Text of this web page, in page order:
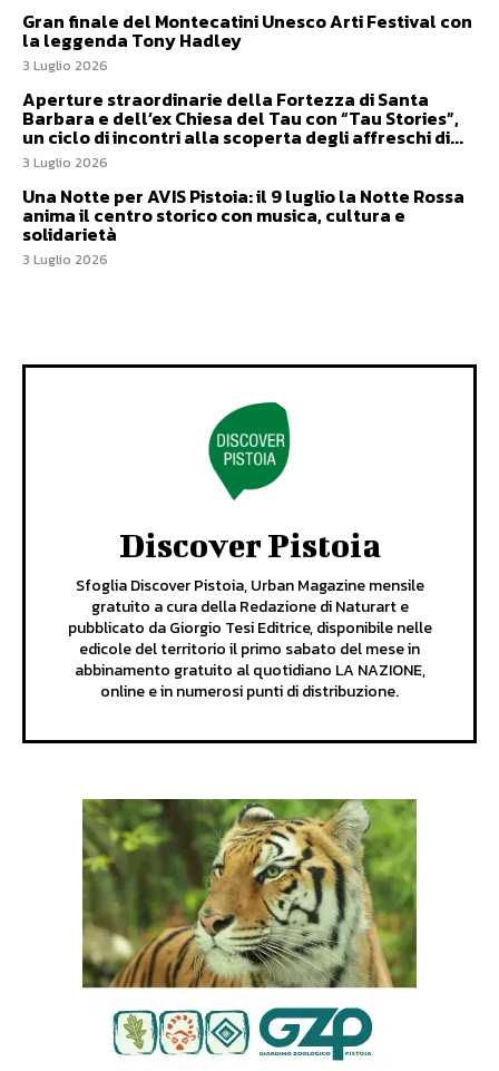
Gran finale del Montecatini Unesco Arti Festival con
la leggenda Tony Hadley
3 Luglio 2026
Aperture straordinarie della Fortezza di Santa
Barbara e dell’ex Chiesa del Tau con “Tau Stories”,
un ciclo di incontri alla scoperta degli affreschi di...
3 Luglio 2026
Una Notte per AVIS Pistoia: il 9 luglio la Notte Rossa
anima il centro storico con musica, cultura e
solidarietà
3 Luglio 2026
Discover Pistoia
Sfoglia Discover Pistoia, Urban Magazine mensile
gratuito a cura della Redazione di Naturart e
pubblicato da Giorgio Tesi Editrice, disponibile nelle
edicole del territorio il primo sabato del mese in
abbinamento gratuito al quotidiano LA NAZIONE,
online e in numerosi punti di distribuzione.